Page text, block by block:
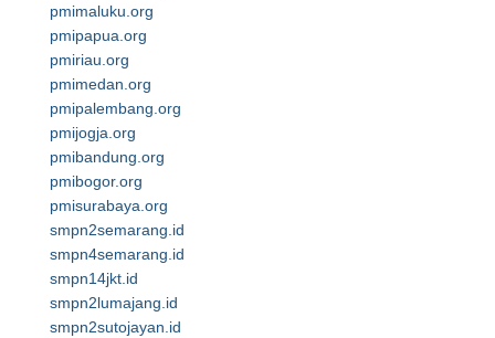
pmimaluku.org
pmipapua.org
pmiriau.org
pmimedan.org
pmipalembang.org
pmijogja.org
pmibandung.org
pmibogor.org
pmisurabaya.org
smpn2semarang.id
smpn4semarang.id
smpn14jkt.id
smpn2lumajang.id
smpn2sutojayan.id